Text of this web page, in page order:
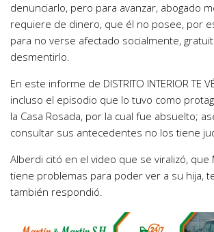
denunciarlo, pero para avanzar, abogado
requiere de dinero, que él no posee, por
para no verse afectado socialmente,
desmentirlo.
En este informe de DISTRITO INTERIOR TE
incluso el episodio que lo tuvo como
la Casa Rosada, por la cual fue absuelto;
consultar sus antecedentes no los tiene
Alberdi citó en el video que se viralizó, que
tiene problemas para poder ver a su hija,
también respondió.